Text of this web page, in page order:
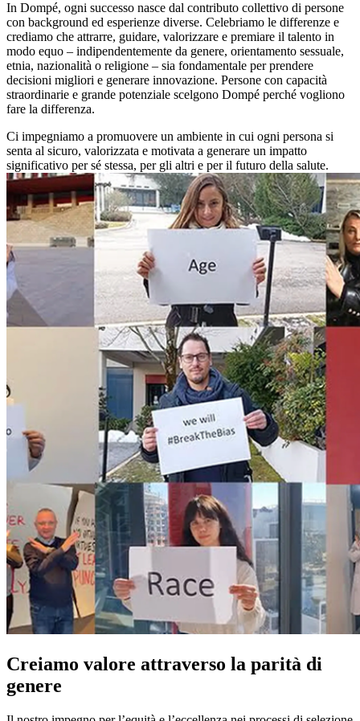
In Dompé, ogni successo nasce dal contributo collettivo di persone
con background ed esperienze diverse. Celebriamo le differenze e
crediamo che attrarre, guidare, valorizzare e premiare il talento in
modo equo – indipendentemente da genere, orientamento sessuale,
etnia, nazionalità o religione – sia fondamentale per prendere
decisioni migliori e generare innovazione. Persone con capacità
straordinarie e grande potenziale scelgono Dompé perché vogliono
fare la differenza.
Ci impegniamo a promuovere un ambiente in cui ogni persona si
senta al sicuro, valorizzata e motivata a generare un impatto
significativo per sé stessa, per gli altri e per il futuro della salute.
Creiamo valore attraverso la parità di
genere